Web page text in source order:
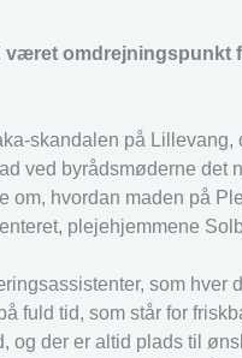
omdrejningspunkt
skandalen på
ved byrådsmøderne det
om, hvordan maden på
plejehjemmene
som hver
fuld tid, som står for
og der er altid plads til